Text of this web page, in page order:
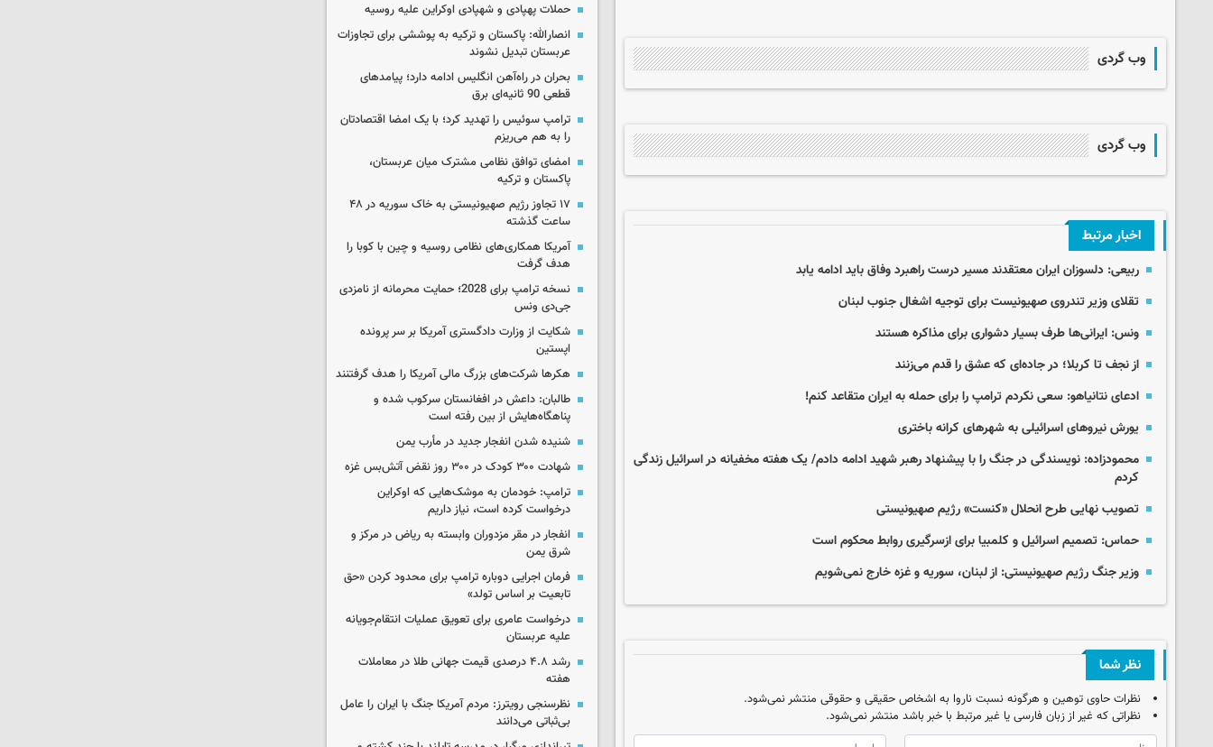
وب گردی
وب گردی
اخبار مرتبط
ربیعی: دلسوزان ایران معتقدند مسیر درست راهبرد وفاق باید ادامه یابد
تقلای وزیر تندروی صهیونیست برای توجیه اشغال جنوب لبنان
ونس: ایرانی‌ها طرف بسیار دشواری برای مذاکره هستند
از نجف تا کربلا؛ در جاده‌ای که عشق را قدم می‌زنند
ادعای نتانیاهو: سعی نکردم ترامپ را برای حمله به ایران متقاعد کنم!
یورش نیروهای اسرائیلی به شهرهای کرانه باختری
محمودزاده: نویسندگی در جنگ را با پیشنهاد رهبر شهید ادامه دادم/ یک هفته مخفیانه در اسرائیل زندگی
کردم
تصویب نهایی طرح انحلال «کنست» رژیم صهیونیستی
حماس: تصمیم اسرائیل و کلمبیا برای ازسرگیری روابط محکوم است
وزیر جنگ رژیم صهیونیستی: از لبنان، سوریه و غزه خارج نمی‌شویم
نظر شما
نظرات حاوی توهین و هرگونه نسبت ناروا به اشخاص حقیقی و حقوقی منتشر نمی‌شود.
نظراتی که غیر از زبان فارسی یا غیر مرتبط با خبر باشد منتشر نمی‌شود.
حملات پهپادی و شهپادی اوکراین علیه روسیه
انصارالله: پاکستان و ترکیه به پوششی برای تجاوزات
عربستان تبدیل نشوند
بحران در راه‌آهن انگلیس ادامه دارد؛ پیامدهای
قطعی 90 ثانیه‌ای برق
ترامپ سوئیس را تهدید کرد؛ با یک امضا اقتصادتان
را به هم می‌ریزم
امضای توافق نظامی مشترک میان عربستان،
پاکستان و ترکیه
۱۷ تجاوز رژیم صهیونیستی به خاک سوریه در ۴۸
ساعت گذشته
آمریکا همکاری‌های نظامی روسیه و چین با کوبا را
هدف گرفت
نسخه ترامپ برای 2028؛ حمایت محرمانه از نامزدی
جی‌دی ونس
شکایت از وزارت دادگستری آمریکا بر سر پرونده
اپستین
هکرها شرکت‌های بزرگ مالی آمریکا را هدف گرفتنند
طالبان: داعش در افغانستان سرکوب شده و
پناهگاه‌هایش از بین رفته است
شنیده شدن انفجار جدید در مأرب یمن
شهادت ۳۰۰ کودک در ۳۰۰ روز نقض آتش‌بس غزه
ترامپ: خودمان به موشک‌هایی که اوکراین
درخواست کرده است، نیاز داریم
انفجار در مقر مزدوران وابسته به ریاض در مرکز و
شرق یمن
فرمان اجرایی دوباره ترامپ برای محدود کردن «حق
تابعیت بر اساس تولد»
درخواست عامری برای تعویق عملیات انتقام‌جویانه
علیه عربستان
رشد ۴.۸ درصدی قیمت جهانی طلا در معاملات
هفته
نظرسنجی رویترز: مردم آمریکا جنگ با ایران را عامل
بی‌ثباتی می‌دانند